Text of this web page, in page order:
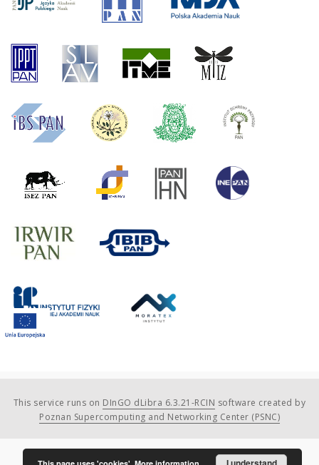
This service runs on DInGO dLibra 6.3.21-RCIN software created by
Poznan Supercomputing and Networking Center (PSNC)